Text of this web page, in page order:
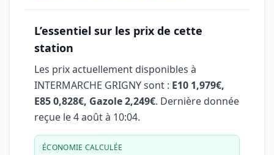
L’essentiel sur les prix de cette
station
Les prix actuellement disponibles à
INTERMARCHE GRIGNY sont : E10 1,979€,
E85 0,828€, Gazole 2,249€. Dernière donnée
reçue le4 août à 10:04.
ÉCONOMIE CALCULÉE